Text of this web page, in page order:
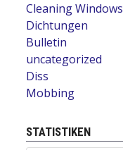
Cleaning Windows
Dichtungen
Bulletin
uncategorized
Diss
Mobbing
STATISTIKEN